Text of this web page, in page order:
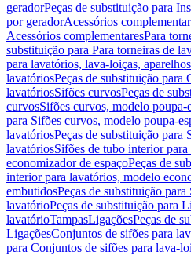
geradorPeças de substituição para
por geradorAcessórios
Acessórios complementaresPara
substituição para Para torneiras de
para lavatórios, lava-loiças,
lavatóriosPeças de substituição para
lavatóriosSifões curvosPeças de
curvosSifões curvos, modelo poupa-
para Sifões curvos, modelo poupa-
lavatóriosPeças de substituição para
lavatóriosSifões de tubo interior
economizador de espaçoPeças de
interior para lavatórios, modelo
embutidosPeças de substituição
lavatórioPeças de substituição para
lavatórioTampasLigaçõesPeças de
LigaçõesConjuntos de sifões para
para Conjuntos de sifões para lava-